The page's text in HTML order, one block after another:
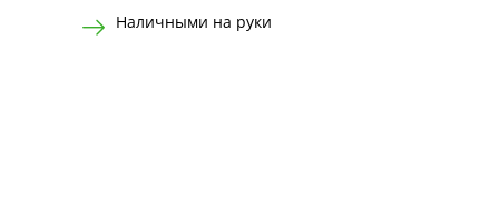
Наличными на руки